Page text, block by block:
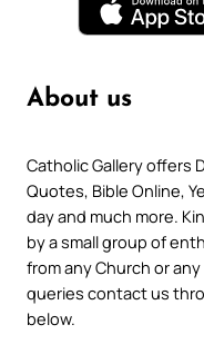
About us
Catholic Gallery offers
Quotes, Bible Online,
day and much more.
by a small group of
from any Church or
queries contact us
below.